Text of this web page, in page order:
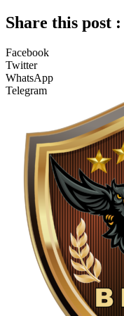
Share this post :
Facebook
Twitter
WhatsApp
Telegram